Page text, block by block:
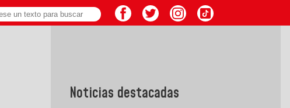
Noticias destacadas